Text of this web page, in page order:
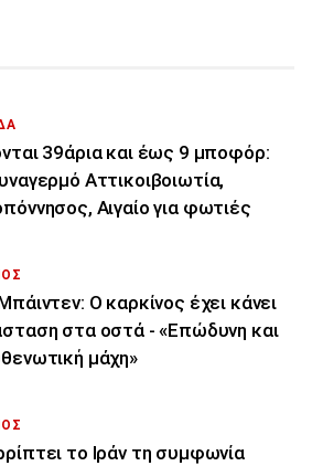
39άρια και έως 9 μποφόρ:
Αττικοιβοιωτία,
Αιγαίο για φωτιές
Ο καρκίνος έχει κάνει
στα οστά - «Επώδυνη και
μάχη»
το Ιράν τη συμφωνία